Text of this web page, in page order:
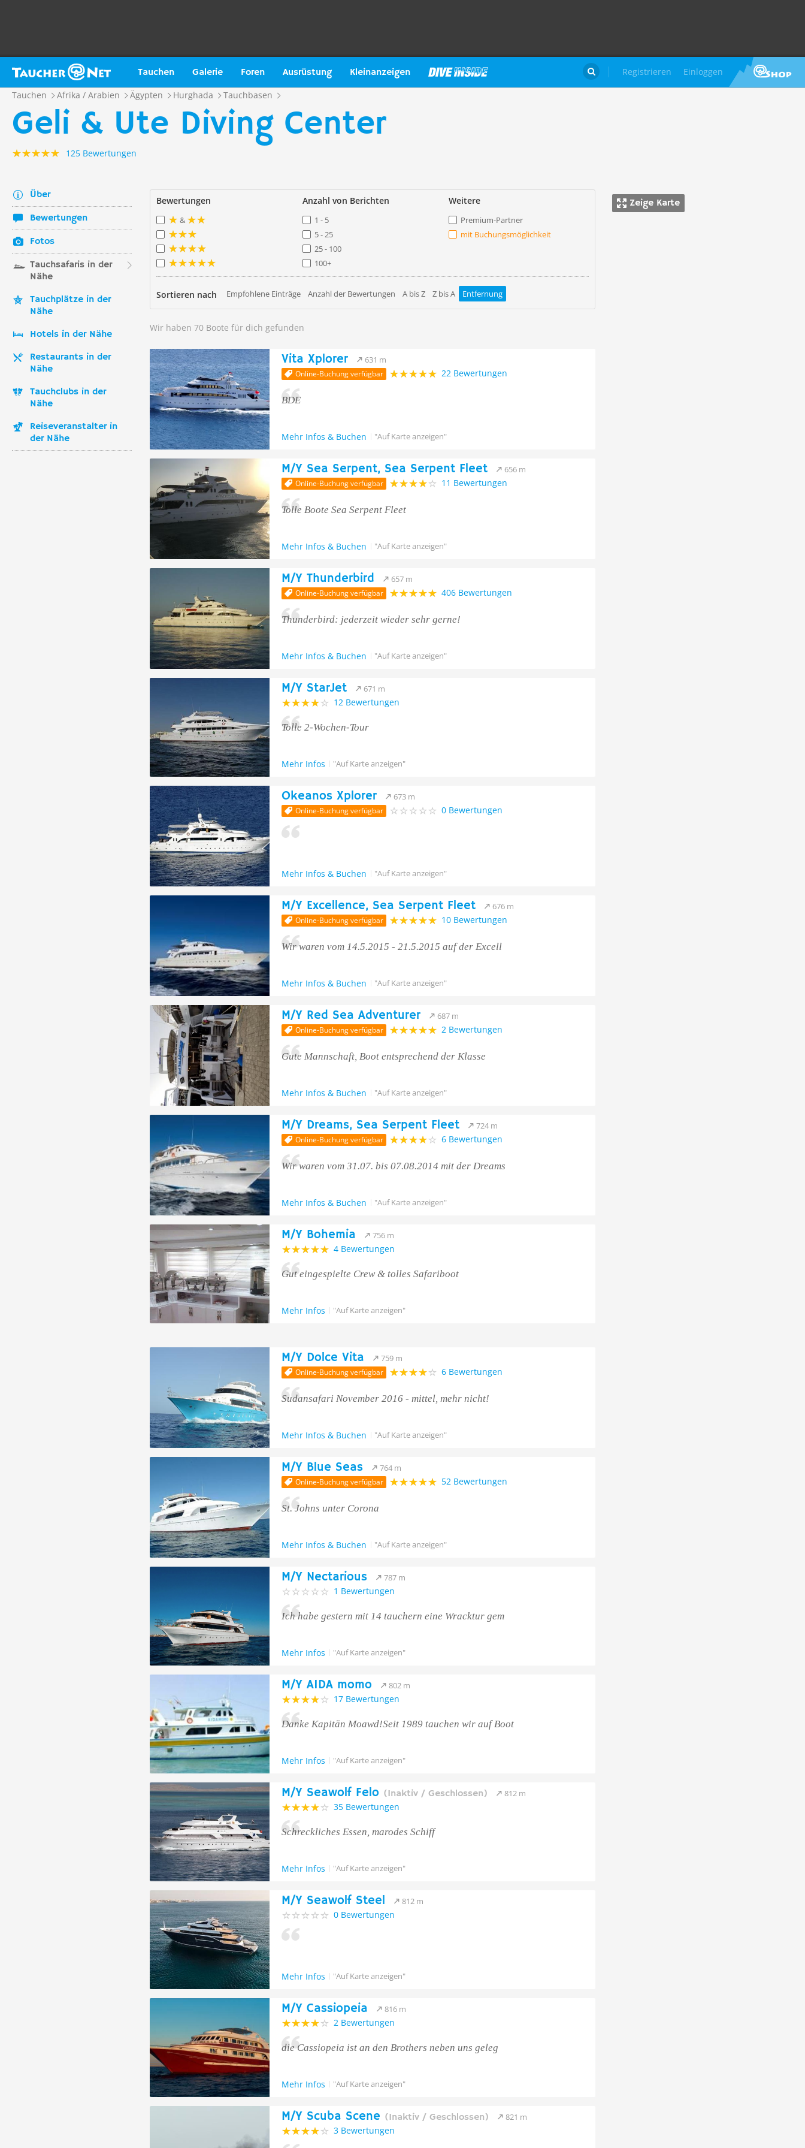
Tauchen Galerie Foren Ausrüstung Kleinanzeigen Registrieren Einloggen

Tauchen Afrika / Arabien Ägypten Hurghada Tauchbasen
Geli & Ute Diving Center
125 Bewertungen
Über
Bewertungen
Fotos
Tauchsafaris in der
Nähe
Tauchplätze in der
Nähe
Hotels in der Nähe
Restaurants in der
Nähe
Tauchclubs in der
Nähe
Reiseveranstalter in
der Nähe
Zeige Karte
Bewertungen
&
Anzahl von Berichten
1 - 5
5 - 25
25 - 100
100+
Weitere
Premium-Partner
mit Buchungsmöglichkeit
Sortieren nach Empfohlene Einträge Anzahl der Bewertungen A bis Z Z bis A Entfernung
Wir haben 70 Boote für dich gefunden
Vita Xplorer 631 m
Online-Buchung verfügbar 22 Bewertungen
BDE
Mehr Infos & Buchen "Auf Karte anzeigen"
M/Y Sea Serpent, Sea Serpent Fleet 656 m
Online-Buchung verfügbar 11 Bewertungen
Tolle Boote Sea Serpent Fleet
Mehr Infos & Buchen "Auf Karte anzeigen"
M/Y Thunderbird 657 m
Online-Buchung verfügbar 406 Bewertungen
Thunderbird: jederzeit wieder sehr gerne!
Mehr Infos & Buchen "Auf Karte anzeigen"
M/Y StarJet 671 m
12 Bewertungen
Tolle 2-Wochen-Tour
Mehr Infos "Auf Karte anzeigen"
Okeanos Xplorer 673 m
Online-Buchung verfügbar 0 Bewertungen
Mehr Infos & Buchen "Auf Karte anzeigen"
M/Y Excellence, Sea Serpent Fleet 676 m
Online-Buchung verfügbar 10 Bewertungen
Wir waren vom 14.5.2015 - 21.5.2015 auf der Excell
Mehr Infos & Buchen "Auf Karte anzeigen"
M/Y Red Sea Adventurer 687 m
Online-Buchung verfügbar 2 Bewertungen
Gute Mannschaft, Boot entsprechend der Klasse
Mehr Infos & Buchen "Auf Karte anzeigen"
M/Y Dreams, Sea Serpent Fleet 724 m
Online-Buchung verfügbar 6 Bewertungen
Wir waren vom 31.07. bis 07.08.2014 mit der Dreams
Mehr Infos & Buchen "Auf Karte anzeigen"
M/Y Bohemia 756 m
4 Bewertungen
Gut eingespielte Crew & tolles Safariboot
Mehr Infos "Auf Karte anzeigen"
M/Y Dolce Vita 759 m
Online-Buchung verfügbar 6 Bewertungen
Sudansafari November 2016 - mittel, mehr nicht!
Mehr Infos & Buchen "Auf Karte anzeigen"
M/Y Blue Seas 764 m
Online-Buchung verfügbar 52 Bewertungen
St. Johns unter Corona
Mehr Infos & Buchen "Auf Karte anzeigen"
M/Y Nectarious 787 m
1 Bewertungen
Ich habe gestern mit 14 tauchern eine Wracktur gem
Mehr Infos "Auf Karte anzeigen"
M/Y AIDA momo 802 m
17 Bewertungen
Danke Kapitän Moawd!Seit 1989 tauchen wir auf Boot
Mehr Infos "Auf Karte anzeigen"
M/Y Seawolf Felo (Inaktiv / Geschlossen) 812 m
35 Bewertungen
Schreckliches Essen, marodes Schiff
Mehr Infos "Auf Karte anzeigen"
M/Y Seawolf Steel 812 m
0 Bewertungen
Mehr Infos "Auf Karte anzeigen"
M/Y Cassiopeia 816 m
2 Bewertungen
die Cassiopeia ist an den Brothers neben uns geleg
Mehr Infos "Auf Karte anzeigen"
M/Y Scuba Scene (Inaktiv / Geschlossen) 821 m
3 Bewertungen